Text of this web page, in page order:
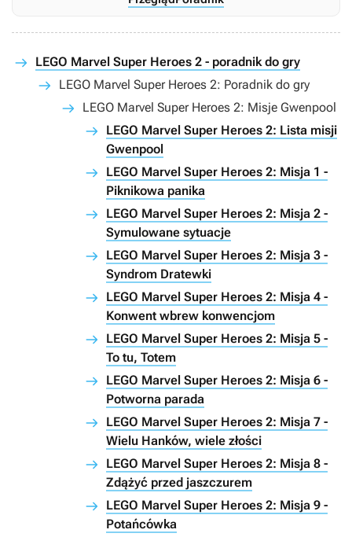
LEGO Marvel Super Heroes 2 - poradnik do gry
LEGO Marvel Super Heroes 2: Poradnik do gry
LEGO Marvel Super Heroes 2: Misje Gwenpool
LEGO Marvel Super Heroes 2: Lista misji
Gwenpool
LEGO Marvel Super Heroes 2: Misja 1 -
Piknikowa panika
LEGO Marvel Super Heroes 2: Misja 2 -
Symulowane sytuacje
LEGO Marvel Super Heroes 2: Misja 3 -
Syndrom Dratewki
LEGO Marvel Super Heroes 2: Misja 4 -
Konwent wbrew konwencjom
LEGO Marvel Super Heroes 2: Misja 5 -
To tu, Totem
LEGO Marvel Super Heroes 2: Misja 6 -
Potworna parada
LEGO Marvel Super Heroes 2: Misja 7 -
Wielu Hanków, wiele złości
LEGO Marvel Super Heroes 2: Misja 8 -
Zdążyć przed jaszczurem
LEGO Marvel Super Heroes 2: Misja 9 -
Potańcówka